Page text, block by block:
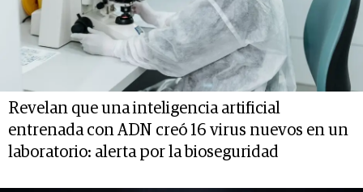
Revelan que una inteligencia artificial
entrenada con ADN creó 16 virus nuevos en un
laboratorio: alerta por la bioseguridad